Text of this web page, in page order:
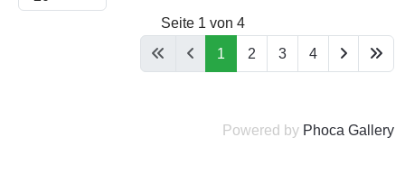
Seite 1 von 4
1
2 3 4
Powered by Phoca Gallery